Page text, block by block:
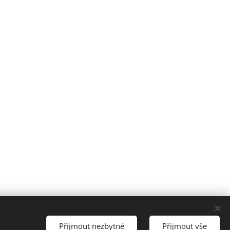
Přijmout nezbytné Přijmout vše